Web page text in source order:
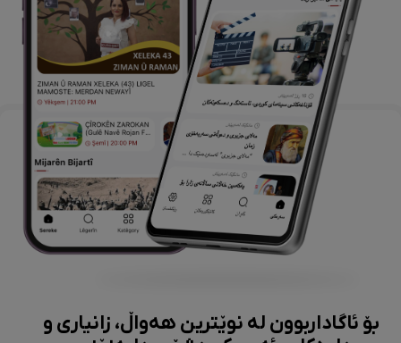
بۆ ئاگاداربوون لە نوێترین هەواڵ، زانیاری و